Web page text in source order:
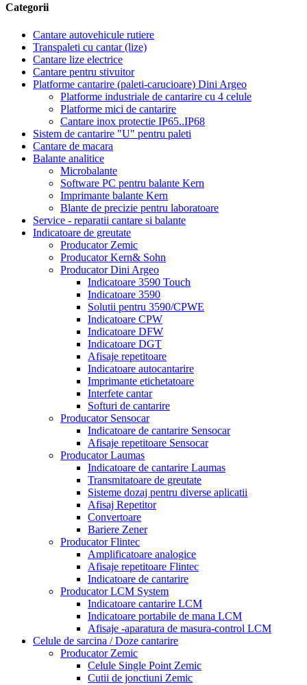
Categorii
Cantare autovehicule rutiere
Transpaleti cu cantar (lize)
Cantare lize electrice
Cantare pentru stivuitor
Platforme cantarire (paleti-carucioare) Dini Argeo
Platforme industriale de cantarire cu 4 celule
Platforme mici de cantarire
Cantare inox protectie IP65..IP68
Sistem de cantarire "U" pentru paleti
Cantare de macara
Balante analitice
Microbalante
Software PC pentru balante Kern
Imprimante balante Kern
Blante de precizie pentru laboratoare
Service - reparatii cantare si balante
Indicatoare de greutate
Producator Zemic
Producator Kern& Sohn
Producator Dini Argeo
Indicatoare 3590 Touch
Indicatoare 3590
Solutii pentru 3590/CPWE
Indicatoare CPW
Indicatoare DFW
Indicatoare DGT
Afisaje repetitoare
Indicatoare autocantarire
Imprimante etichetatoare
Interfete cantar
Softuri de cantarire
Producator Sensocar
Indicatoare de cantarire Sensocar
Afisaje repetitoare Sensocar
Producator Laumas
Indicatoare de cantarire Laumas
Transmitatoare de greutate
Sisteme dozaj pentru diverse aplicatii
Afisaj Repetitor
Convertoare
Bariere Zener
Producator Flintec
Amplificatoare analogice
Afisaje repetitoare Flintec
Indicatoare de cantarire
Producator LCM System
Indicatoare cantarire LCM
Indicatoare portabile de mana LCM
Afisaje -aparatura de masura-control LCM
Celule de sarcina / Doze cantarire
Producator Zemic
Celule Single Point Zemic
Cutii de jonctiuni Zemic